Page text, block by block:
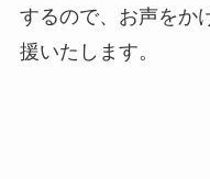
するので、お声をか
援いたします。